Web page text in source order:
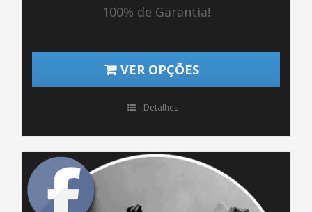
100% de Garantia!
VER OPÇÕES
Detalhes